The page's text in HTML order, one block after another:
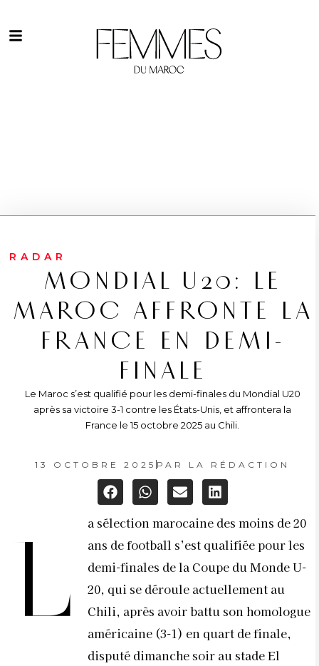
RADAR
MONDIAL U20: LE
MAROC AFFRONTE LA
FRANCE EN DEMI-
FINALE
Le Maroc s’est qualifié pour les demi-finales du Mondial U20
après sa victoire 3-1 contre les États-Unis, et affrontera la
France le 15 octobre 2025 au Chili.
13 OCTOBRE 2025 PAR LA RÉDACTION
L
a sélection marocaine des moins de 20
ans de football s’est qualifiée pour les
demi-finales de la Coupe du Monde U-
20, qui se déroule actuellement au
Chili, après avoir battu son homologue
américaine (3-1) en quart de finale,
disputé dimanche soir au stade El